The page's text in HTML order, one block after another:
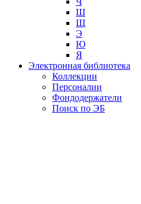
Ш
Щ
Э
Ю
Я
Электронная библиотека
Коллекции
Персоналии
Фондодержатели
Поиск по ЭБ